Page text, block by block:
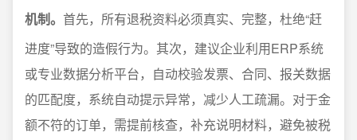
机制。 首先，所有退税资料必须真实、完整，杜绝“赶
进度”导致的造假行为。其次，建议企业利用ERP系统
或专业数据分析平台，自动校验发票、合同、报关数据
的匹配度，系统自动提示异常，减少人工疏漏。对于金
额不符的订单，需提前核查，补充说明材料，避免被税